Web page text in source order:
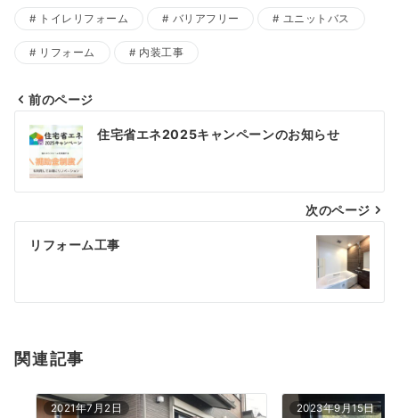
トイレリフォーム バリアフリー ユニットバス
リフォーム 内装工事
投
稿
ナ
ビ
ゲ
シ
ン
前のページ
住宅省エネ2025キャンペーンのお知らせ
次のページ
リフォーム工事
関連記事
2021年7月2日 2023年9月15日